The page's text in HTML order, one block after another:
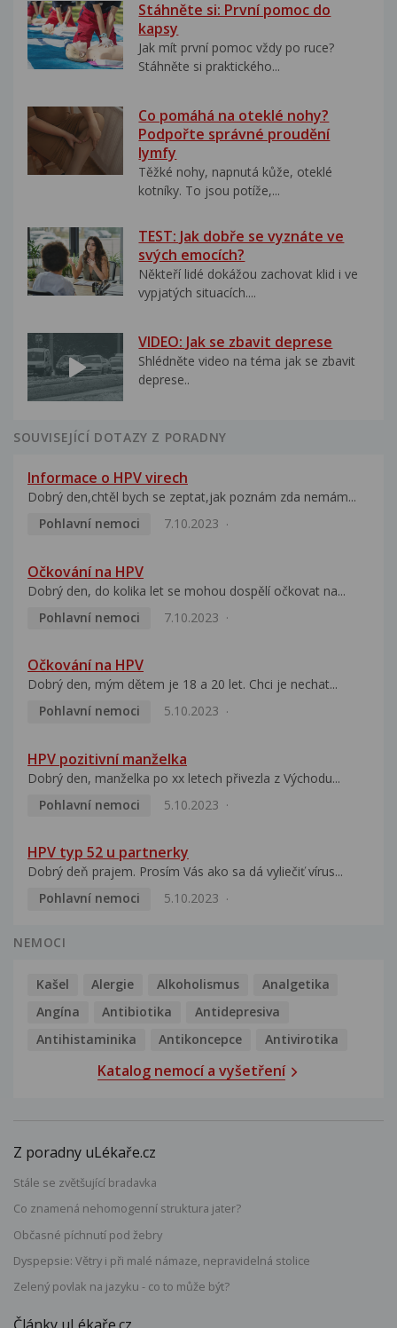
Stáhněte si: První pomoc do
kapsy
Jak mít první pomoc vždy po ruce?
Stáhněte si praktického...
Co pomáhá na oteklé nohy?
Podpořte správné proudění
lymfy
Těžké nohy, napnutá kůže, oteklé
kotníky. To jsou potíže,...
TEST: Jak dobře se vyznáte ve
svých emocích?
Někteří lidé dokážou zachovat klid i ve
vypjatých situacích....
VIDEO: Jak se zbavit deprese
Shlédněte video na téma jak se zbavit
deprese..
SOUVISEJÍCÍ DOTAZY Z PORADNY
Informace o HPV virech
Dobrý den,chtěl bych se zeptat,jak poznám zda nemám...
Pohlavní nemoci
7.10.2023
Očkování na HPV
Dobrý den, do kolika let se mohou dospělí očkovat na...
Pohlavní nemoci
7.10.2023
Očkování na HPV
Dobrý den, mým dětem je 18 a 20 let. Chci je nechat...
Pohlavní nemoci
5.10.2023
HPV pozitivní manželka
Dobrý den, manželka po xx letech přivezla z Východu...
Pohlavní nemoci
5.10.2023
HPV typ 52 u partnerky
Dobrý deň prajem. Prosím Vás ako sa dá vyliečiť vírus...
Pohlavní nemoci
5.10.2023
NEMOCI
Kašel Alergie Alkoholismus
Analgetika
Angína
Antibiotika
Antidepresiva
Antihistaminika
Antikoncepce Antivirotika
Katalog nemocí a vyšetření
Z poradny uLékaře.cz
Stále se zvětšující bradavka
Co znamená nehomogenní struktura jater?
Občasné píchnutí pod žebry
Dyspepsie: Větry i při malé námaze, nepravidelná stolice
Zelený povlak na jazyku - co to může být?